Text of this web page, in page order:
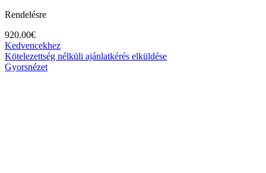
Rendelésre
920.00€
Kedvencekhez
Kötelezettség nélküli ajánlatkérés elküldése
Gyorsnézet